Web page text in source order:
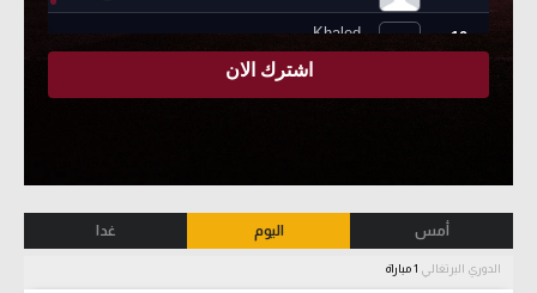
أمس اليوم غدا
الدوري البرتغالي